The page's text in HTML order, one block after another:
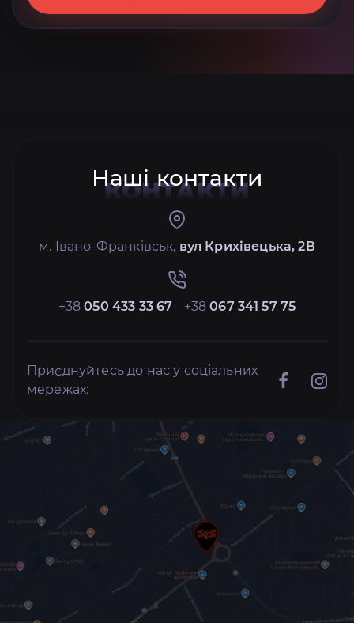
Наші контакти
КОНТАКТИ
м. Івано-Франківськ, вул Крихівецька, 2В
+38050 433 33 67 +38067 341 57 75
Приєднуйтесь до нас у соціальних
мережах: